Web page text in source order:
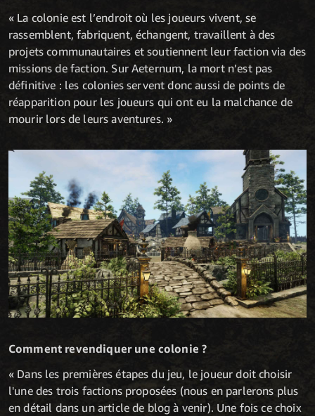
« La colonie est l’endroit où les joueurs vivent, se
rassemblent, fabriquent, échangent, travaillent à des
projets communautaires et soutiennent leur faction via des
missions de faction. Sur Aeternum, la mort n’est pas
définitive : les colonies servent donc aussi de points de
réapparition pour les joueurs qui ont eu la malchance de
mourir lors de leurs aventures. »
Comment revendiquer une colonie ?
« Dans les premières étapes du jeu, le joueur doit choisir
l'une des trois factions proposées (nous en parlerons plus
en détail dans un article de blog à venir). Une fois ce choix